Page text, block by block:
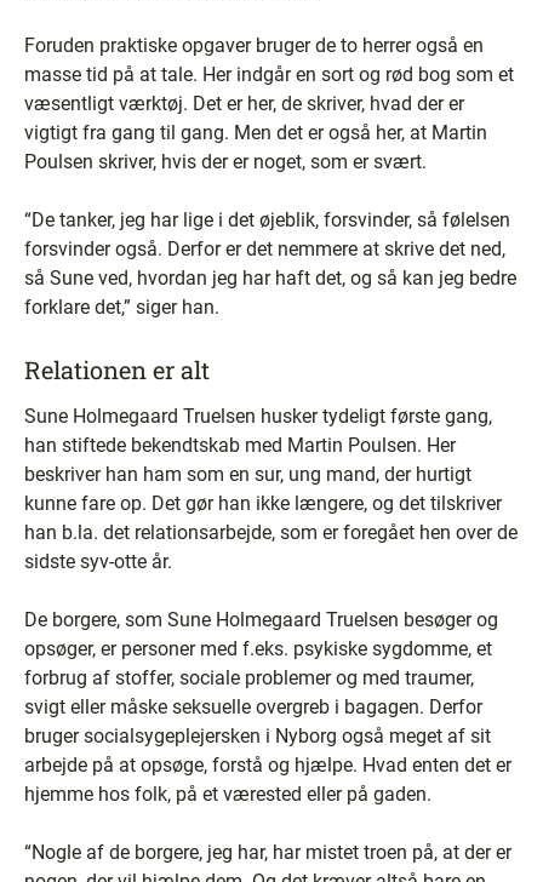
Foruden praktiske opgaver bruger de to herrer også en
masse tid på at tale. Her indgår en sort og rød bog som et
væsentligt værktøj. Det er her, de skriver, hvad der er
vigtigt fra gang til gang. Men det er også her, at Martin
Poulsen skriver, hvis der er noget, som er svært.
“De tanker, jeg har lige i det øjeblik, forsvinder, så følelsen
forsvinder også. Derfor er det nemmere at skrive det ned,
så Sune ved, hvordan jeg har haft det, og så kan jeg bedre
forklare det,” siger han.
Relationen er alt
Sune Holmegaard Truelsen husker tydeligt første gang,
han stiftede bekendtskab med Martin Poulsen. Her
beskriver han ham som en sur, ung mand, der hurtigt
kunne fare op. Det gør han ikke længere, og det tilskriver
han b.la. det relationsarbejde, som er foregået hen over de
sidste syv-otte år.
De borgere, som Sune Holmegaard Truelsen besøger og
opsøger, er personer med f.eks. psykiske sygdomme, et
forbrug af stoffer, sociale problemer og med traumer,
svigt eller måske seksuelle overgreb i bagagen. Derfor
bruger socialsygeplejersken i Nyborg også meget af sit
arbejde på at opsøge, forstå og hjælpe. Hvad enten det er
hjemme hos folk, på et værested eller på gaden.
“Nogle af de borgere, jeg har, har mistet troen på, at der er